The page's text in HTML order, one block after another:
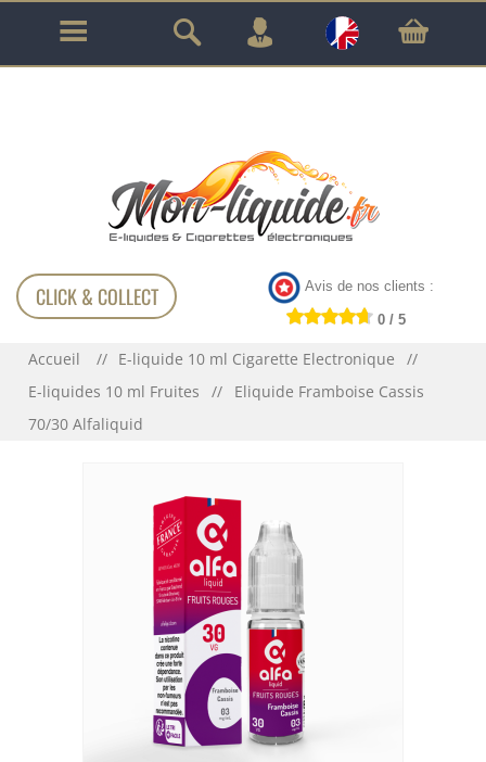
GARANTIE À VIE SUR TOUT LE MATÉRIEL
!!!
CLICK & COLLECT Avis de nos clients :
0 / 5
Accueil
E-liquide 10 ml Cigarette Electronique
E-liquides 10 ml Fruites
Eliquide Framboise Cassis
70/30 Alfaliquid